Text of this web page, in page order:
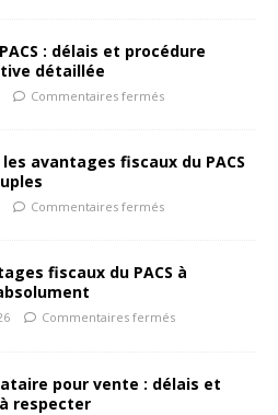
: délais et procédure
détaillée
Commentaires fermés
avantages fiscaux du PACS
Commentaires fermés
fiscaux du PACS à
Commentaires fermés
pour vente : délais et
respecter